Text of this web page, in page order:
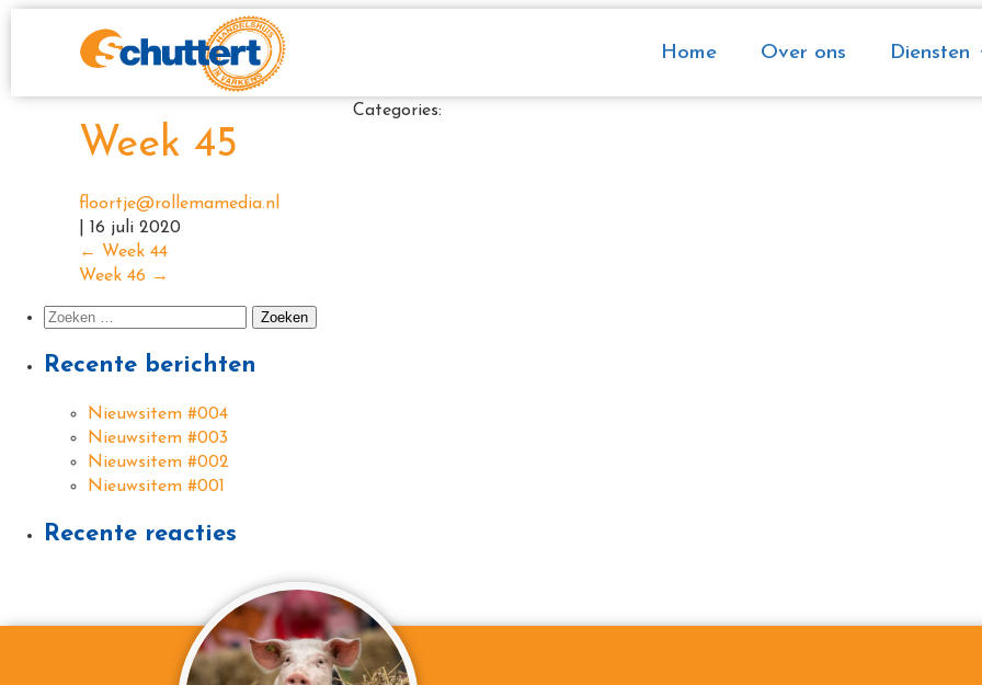
Home Over ons Diensten
Week 45
floortje@rollemamedia.nl
16 juli 2020
Categories:
← Week 44
Week 46 →
Recente berichten
Nieuwsitem #004
Nieuwsitem #003
Nieuwsitem #002
Nieuwsitem #001
Recente reacties